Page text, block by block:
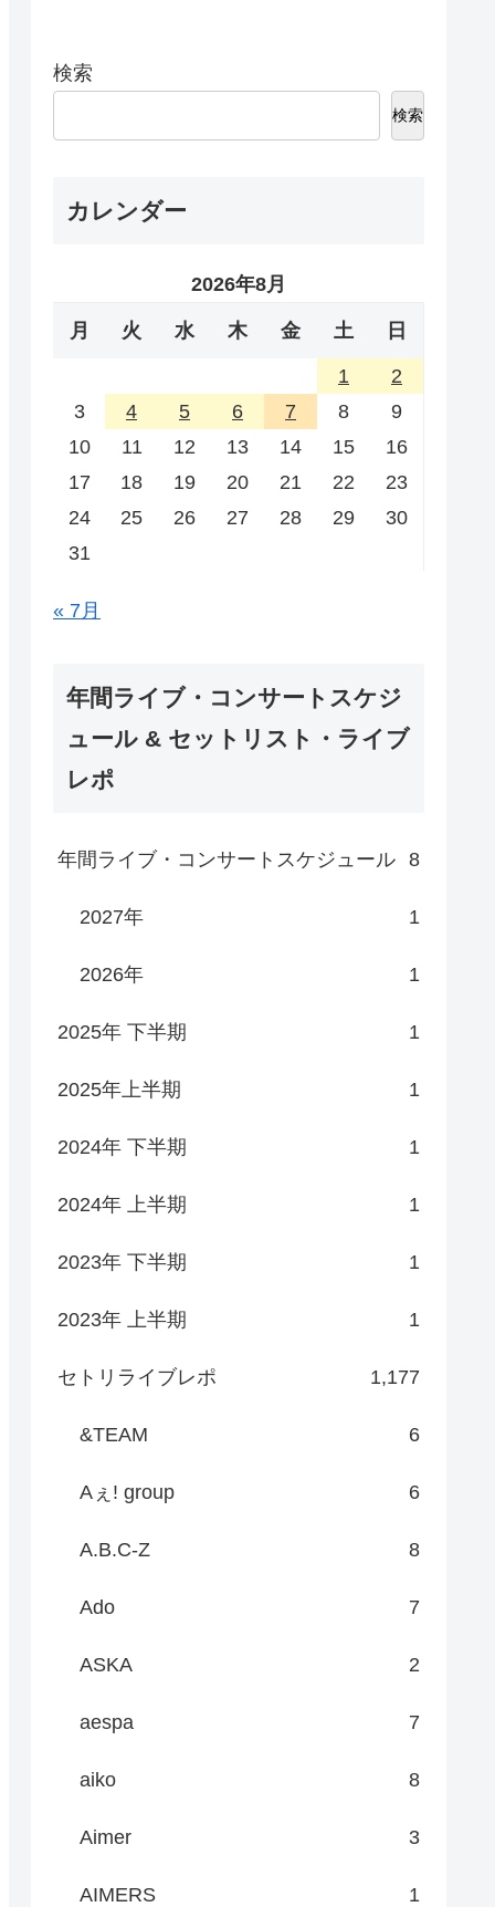
検索
検索
カレンダー
2026年8月
月 火 水 木 金 土 日
1
2
3
4 5 6 7 8
9
10
11 12 13 14 15
16
17
18 19 20 21 22
23
24
25 26 27 28 29
30
31
« 7月
年間ライブ・コンサートスケジ
ュール & セットリスト・ライブ
レポ
年間ライブ・コンサートスケジュール 8
2027年 1
2026年 1
2025年 下半期 1
2025年上半期 1
2024年 下半期 1
2024年 上半期 1
2023年 下半期 1
2023年 上半期 1
セトリライブレポ 1,177
&TEAM 6
Aぇ! group 6
A.B.C-Z 8
Ado 7
ASKA 2
aespa 7
aiko 8
Aimer 3
AIMERS 1